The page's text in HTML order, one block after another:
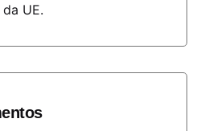
UE.